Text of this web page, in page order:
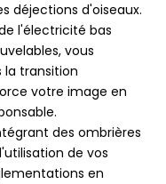
déjections d'oiseaux.
l'électricité bas
vous
transition
votre image en
des ombrières
de vos
en